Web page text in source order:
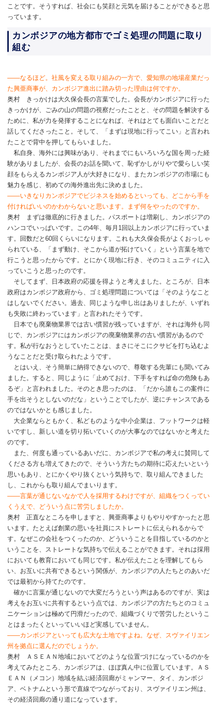
ことです。そうすれば、社会にも笑顔と元気を届けることができると思
っています。
カンボジアの地方都市でゴミ処理の問題に取り
組む
――なるほど。社風を変える取り組みの一方で、愛知県の地場産業だっ
た興亜商事が、カンボジア進出に踏み切った理由は何ですか。
奥村 きっかけは大久保会長の言葉でした。会長がカンボジアに行った
きっかけが、ごみの山の問題の視察だったことと、その問題を解決する
ために、私が力を発揮することになれば、それはとても面白いことだと
話してくださったこと。そして、「まずは現地に行ってこい」と言われ
たことで背中を押してもらいました。
私自身、海外には興味があり、それまでにもいろいろな国を周った経
験がありましたが、会長のお話を聞いて、恥ずかしがりやで愛らしい笑
顔をもらえるカンボジア人が大好きになり、またカンボジアの市場にも
魅力を感じ、初めての海外進出先に決めました。
――いきなりカンボジアでビジネスを始めるといっても、どこから手を
付ければいいのかわからないと思います。まず何をやったのですか。
奥村 まずは徹底的に行きました。パスポートは増刷し、カンボジアの
ハンコでいっぱいです。この4年、毎月1回以上カンボジアに行っていま
す。回数だと60回くらいになります。これも大久保会長がよくおっしゃ
られている、「まず動け、そこから道が拓けていく」という言葉を地で
行こうと思ったからです。とにかく現地に行き、そのコミュニティに入
っていこうと思ったのです。
そしてまず、日本政府の応援を得ようと考えました。ところが、日本
政府はカンボジア政府から、ゴミ処理問題については「そのようなこと
はしないでください。過去、同じような申し出はありましたが、いずれ
も失敗に終わっています」と言われたそうです。
日本でも廃棄物業界では古い慣習が残っていますが、それは海外も同
じで、カンボジアにはカンボジアの廃棄物業界の古い慣習があるので
す。私が行なおうとしていたことは、まさにそこにクサビを打ち込むよ
うなことだと受け取られたようです。
とはいえ、そう簡単に納得できないので、尊敬する先輩にも聞いてみ
ました。すると、同じように「止めておけ、下手をすれば命の危険もあ
るぞ」と言われました。そのとき思ったのは、「だから誰もこの案件に
手を出そうとしないのだな」ということでしたが、逆にチャンスである
のではないかとも感じました。
大企業ならともかく、私どものような中小企業は、フットワークは軽
いですし、新しい道を切り拓いていくのが大事なのではないかと考えた
のです。
また、何度も通っているあいだに、カンボジアで私の考えに賛同して
くださる方も増えてきたので、そういう方たちの期待に応えたいという
思いもあり、とにかくやり抜くという気持ちで、取り組んできました
し、これからも取り組んでまいります。
――言葉が通じないなかで人を採用するわけですが、組織をつくってい
くうえで、どういう点に苦労しましたか。
奥村 正直なところを申しますと、興亜商事よりもやりやすかったと思
います。たとえば創業の思いを社員にストレートに伝えられるからで
す。なぜこの会社をつくったのか、どういうことを目指しているのかと
いうことを、ストレートな気持ちで伝えることができます。それは採用
においても教育においても同じです。私が伝えたことを理解してもら
い、お互いに共有できるという関係が、カンボジアの人たちとのあいだ
では最初から持てたのです。
確かに言葉が通じないので大変だろうという声はあるのですが、実は
考えをお互いに共有するという点では、カンボジアの方たちとのコミュ
ニケーションは極めて円滑だったので、組織づくりで苦労したというこ
とはまったくといっていいほど実感していません。
――カンボジアといっても広大な土地ですよね。なぜ、スヴァイリエン
州を拠点に選んだのでしょうか。
奥村 ＡＳＥＡＮ地域においてどのような位置づけになっているのかを
考えてみたところ、カンボジアは、ほぼ真ん中に位置しています。ＡＳ
ＥＡＮ（メコン）地域を結ぶ経済回廊がミャンマー、タイ、カンボジ
ア、ベトナムという形で直線でつながっており、スヴァイリエン州は、
その経済回廊の通り道になっています。